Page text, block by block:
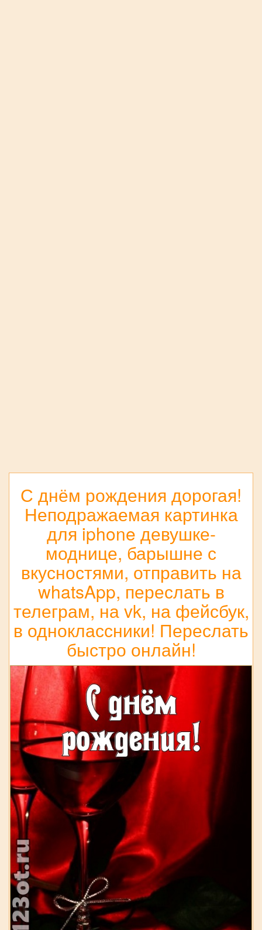
С днём рождения дорогая!
Неподражаемая картинка
для iphone девушке-
моднице, барышне с
вкусностями, отправить на
whatsApp, переслать в
телеграм, на vk, на фейсбук,
в одноклассники! Переслать
быстро онлайн!